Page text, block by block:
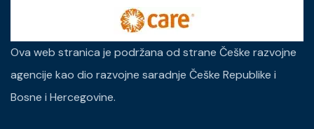
Ova web stranica je podržana od strane Češke razvojne
agencije kao dio razvojne saradnje Češke Republike i
Bosne i Hercegovine.